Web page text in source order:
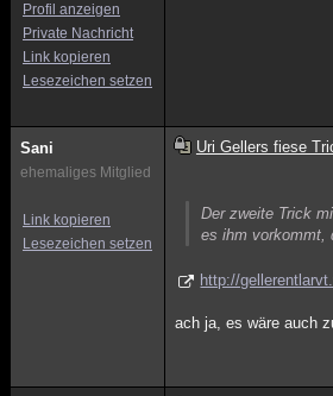
Profil anzeigen
Private Nachricht
Link kopieren
Lesezeichen setzen
Sani
ehemaliges Mitglied
Link kopieren
Lesezeichen setzen
Uri Gellers fiese
Der zweite Trick
es ihm vorkommt,
http://
ach ja, es wäre auch